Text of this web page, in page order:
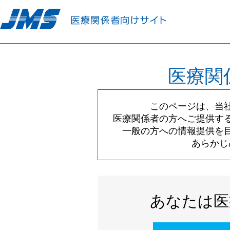
医療
このページは、当
医療関係者の方へご提供す
一般の方への情報提供を
あらか
あなたは